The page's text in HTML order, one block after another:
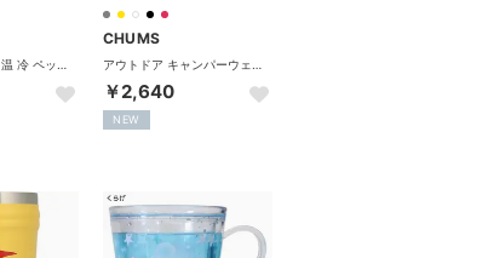
CHUMS
￥2,640
NEW